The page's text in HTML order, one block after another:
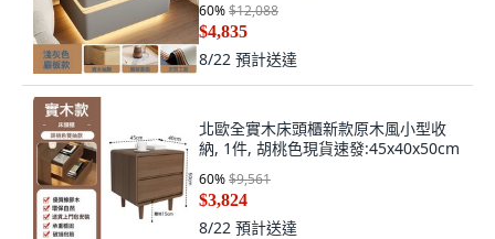
60%$12,088
$4,835
8/22 預計送達
北歐全實木床頭櫃新款原木風小型收
納, 1件, 胡桃色現貨速發:45x40x50cm
60%$9,561
$3,824
8/22 預計送達